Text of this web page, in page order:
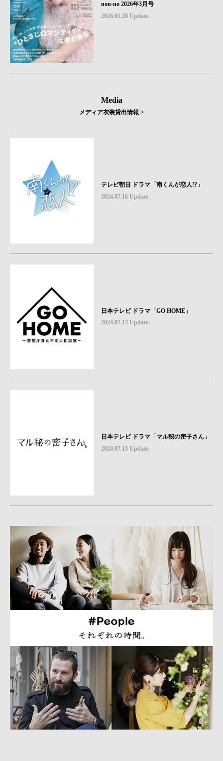
non-no 2026年3月号
2026.01.20 Update.
Media
メディア衣装貸出情報 >
テレビ朝日 ドラマ「南くんが恋人!?」
2024.07.16 Update.
日本テレビ ドラマ「GO HOME」
2024.07.13 Update.
日本テレビ ドラマ「マル秘の密子さん」
2024.07.13 Update.